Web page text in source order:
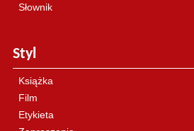
Słownik
Styl
Książka
Film
Etykieta